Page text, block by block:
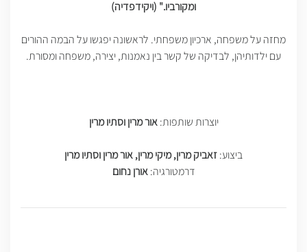
ומקורביו." (ויקידפדיה)
מחזה על משפחה, ארכיון משפחתי. לראשונה יפגשו על הבמה ההורים
עם ילדותיהן, לבדיקה של קשר בין נאמנות, יצירה, משפחה ומסורת.
יוצרות שותפות:אור מרין וסתיו מרין
ביצוע:זאביק מרין, מיקי מרין, אור מרין וסתיו מרין
דרמטורגיה:אורן נחום